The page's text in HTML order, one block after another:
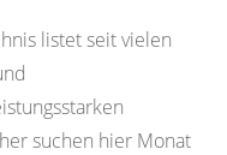
listet seit vielen
suchen hier Monat